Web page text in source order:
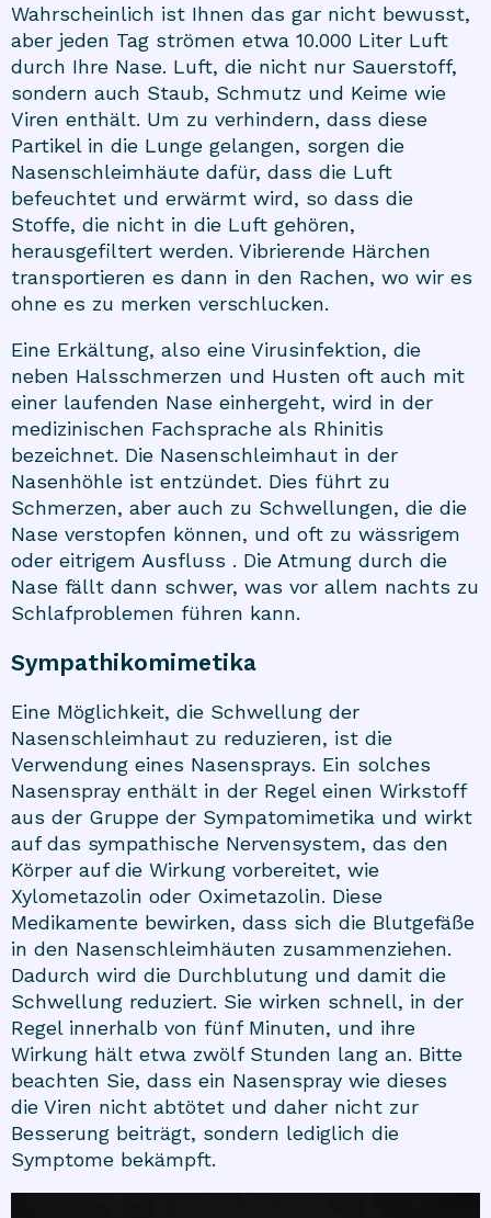
Wahrscheinlich ist Ihnen das gar nicht bewusst,
aber jeden Tag strömen etwa 10.000 Liter Luft
durch Ihre Nase. Luft, die nicht nur Sauerstoff,
sondern auch Staub, Schmutz und Keime wie
Viren enthält. Um zu verhindern, dass diese
Partikel in die Lunge gelangen, sorgen die
Nasenschleimhäute dafür, dass die Luft
befeuchtet und erwärmt wird, so dass die
Stoffe, die nicht in die Luft gehören,
herausgefiltert werden. Vibrierende Härchen
transportieren es dann in den Rachen, wo wir es
ohne es zu merken verschlucken.
Eine Erkältung, also eine Virusinfektion, die
neben Halsschmerzen und Husten oft auch mit
einer laufenden Nase einhergeht, wird in der
medizinischen Fachsprache als Rhinitis
bezeichnet. Die Nasenschleimhaut in der
Nasenhöhle ist entzündet. Dies führt zu
Schmerzen, aber auch zu Schwellungen, die die
Nase verstopfen können, und oft zu wässrigem
oder eitrigem Ausfluss . Die Atmung durch die
Nase fällt dann schwer, was vor allem nachts zu
Schlafproblemen führen kann.
Sympathikomimetika
Eine Möglichkeit, die Schwellung der
Nasenschleimhaut zu reduzieren, ist die
Verwendung eines Nasensprays. Ein solches
Nasenspray enthält in der Regel einen Wirkstoff
aus der Gruppe der Sympatomimetika und wirkt
auf das sympathische Nervensystem, das den
Körper auf die Wirkung vorbereitet, wie
Xylometazolin oder Oximetazolin. Diese
Medikamente bewirken, dass sich die Blutgefäße
in den Nasenschleimhäuten zusammenziehen.
Dadurch wird die Durchblutung und damit die
Schwellung reduziert. Sie wirken schnell, in der
Regel innerhalb von fünf Minuten, und ihre
Wirkung hält etwa zwölf Stunden lang an. Bitte
beachten Sie, dass ein Nasenspray wie dieses
die Viren nicht abtötet und daher nicht zur
Besserung beiträgt, sondern lediglich die
Symptome bekämpft.